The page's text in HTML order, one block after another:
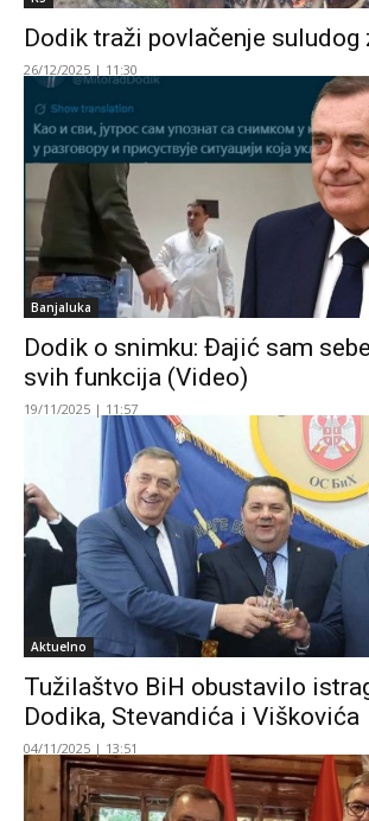
Dodik traži povlačenje suludog
26/12/2025 | 11:30
Banjaluka
Dodik o snimku: Đajić sam
svih funkcija (Video)
19/11/2025 | 11:57
Aktuelno
Tužilaštvo BiH obustavilo
Dodika, Stevandića i Viškovića
04/11/2025 | 13:51